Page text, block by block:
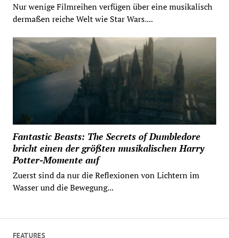
Nur wenige Filmreihen verfügen über eine musikalisch
dermaßen reiche Welt wie Star Wars....
Fantastic Beasts: The Secrets of Dumbledore
bricht einen der größten musikalischen Harry
Potter-Momente auf
Zuerst sind da nur die Reflexionen von Lichtern im
Wasser und die Bewegung...
FEATURES